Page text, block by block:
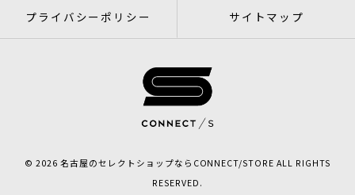
プライバシーポリシー サイトマップ
© 2026 名古屋のセレクトショップならCONNECT/STORE ALL RIGHTS
RESERVED.